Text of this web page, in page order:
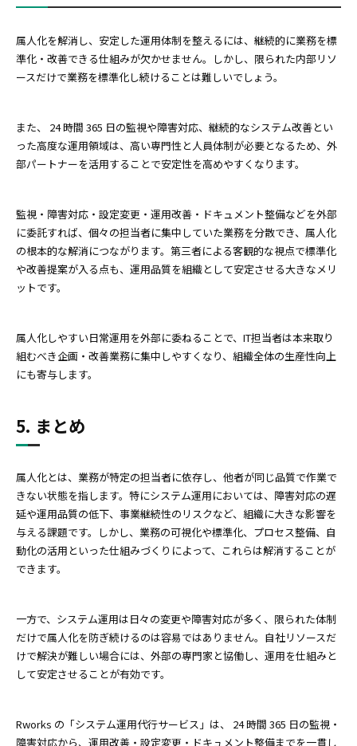
属人化を解消し、安定した運用体制を整えるには、継続的に業務を標
準化・改善できる仕組みが欠かせません。しかし、限られた内部リソ
ースだけで業務を標準化し続けることは難しいでしょう。
また、 24 時間 365 日の監視や障害対応、継続的なシステム改善とい
った高度な運用領域は、高い専門性と人員体制が必要となるため、外
部パートナーを活用することで安定性を高めやすくなります。
監視・障害対応・設定変更・運用改善・ドキュメント整備などを外部
に委託すれば、個々の担当者に集中していた業務を分散でき、属人化
の根本的な解消につながります。第三者による客観的な視点で標準化
や改善提案が入る点も、運用品質を組織として安定させる大きなメリ
ットです。
属人化しやすい日常運用を外部に委ねることで、IT担当者は本来取り
組むべき企画・改善業務に集中しやすくなり、組織全体の生産性向上
にも寄与します。
5. まとめ
属人化とは、業務が特定の担当者に依存し、他者が同じ品質で作業で
きない状態を指します。特にシステム運用においては、障害対応の遅
延や運用品質の低下、事業継続性のリスクなど、組織に大きな影響を
与える課題です。しかし、業務の可視化や標準化、プロセス整備、自
動化の活用といった仕組みづくりによって、これらは解消することが
できます。
一方で、システム運用は日々の変更や障害対応が多く、限られた体制
だけで属人化を防ぎ続けるのは容易ではありません。自社リソースだ
けで解決が難しい場合には、外部の専門家と協働し、運用を仕組みと
して安定させることが有効です。
Rworks の「システム運用代行サービス」は、 24 時間 365 日の監視・
障害対応から、運用改善・設定変更・ドキュメント整備までを一貫し